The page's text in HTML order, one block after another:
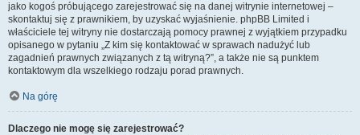
jako kogoś próbującego zarejestrować się na danej witrynie internetowej –
skontaktuj się z prawnikiem, by uzyskać wyjaśnienie. phpBB Limited i
właściciele tej witryny nie dostarczają pomocy prawnej z wyjątkiem przypadku
opisanego w pytaniu „Z kim się kontaktować w sprawach nadużyć lub
zagadnień prawnych związanych z tą witryną?”, a także nie są punktem
kontaktowym dla wszelkiego rodzaju porad prawnych.
Na górę
Dlaczego nie mogę się zarejestrować?